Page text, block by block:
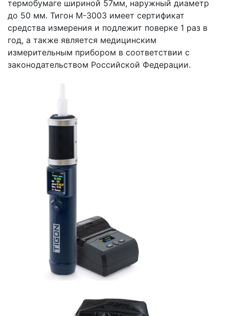
термобумаге шириной 57мм, наружный диаметр
до 50 мм. Тигон M-3003 имеет сертификат
средства измерения и подлежит поверке 1 раз в
год, а также является медицинским
измерительным прибором в соответствии с
законодательством Российской Федерации.